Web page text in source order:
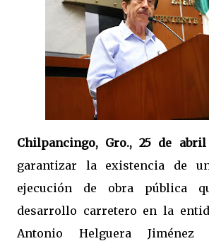
Chilpancingo, Gro., 25 de
garantizar la existencia de
ejecución de obra pública
desarrollo carretero en la
Antonio Helguera Jiménez